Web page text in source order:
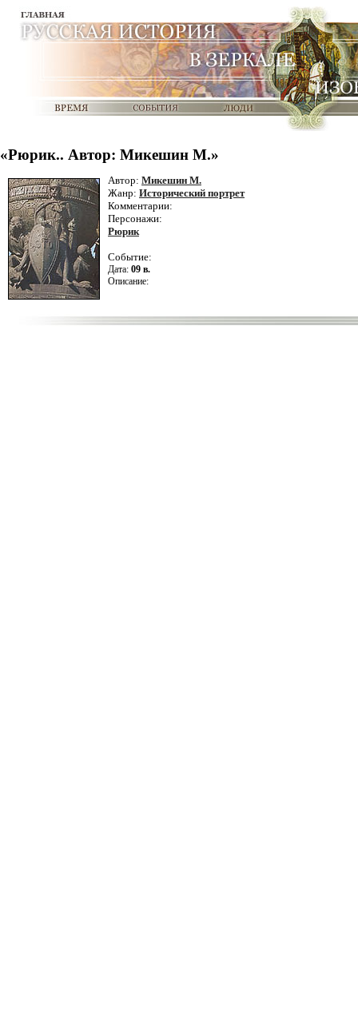
«Рюрик.. Автор: Микешин М.»
Автор: Микешин М.
Жанр: Исторический портрет
Комментарии:
Персонажи:
Рюрик
Событие:
Дата: 09 в.
Описание: